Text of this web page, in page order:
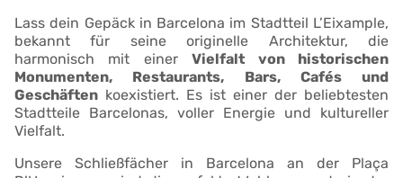
Lass dein Gepäck in Barcelona im Stadtteil L’Eixample,
bekannt für seine originelle Architektur, die
harmonisch mit einerVielfalt von historischen
Monumenten, Restaurants, Bars, Cafés und
Geschäften koexistiert. Es ist einer der beliebtesten
Stadtteile Barcelonas, voller Energie und kultureller
Vielfalt.
Unsere Schließfächer in Barcelona an der Plaça